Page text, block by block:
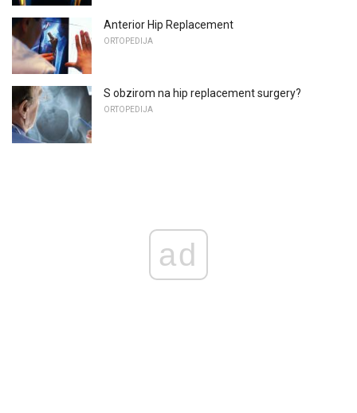
Anterior Hip Replacement
ORTOPEDIJA
S obzirom na hip replacement surgery?
ORTOPEDIJA
ad